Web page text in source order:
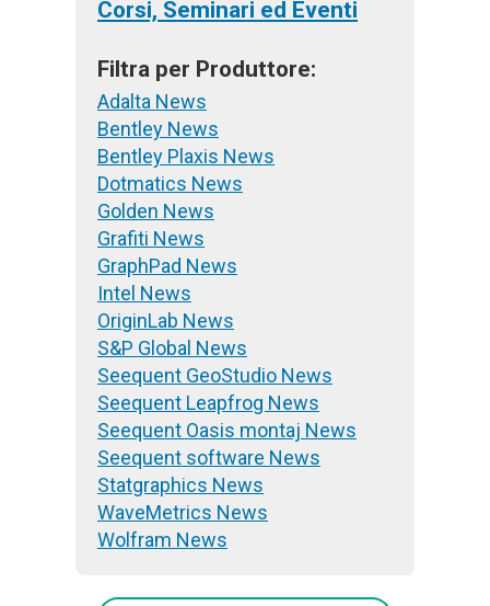
Corsi, Seminari ed Eventi
Filtra per Produttore:
Adalta News
Bentley News
Bentley Plaxis News
Dotmatics News
Golden News
Grafiti News
GraphPad News
Intel News
OriginLab News
S&P Global News
Seequent GeoStudio News
Seequent Leapfrog News
Seequent Oasis montaj News
Seequent software News
Statgraphics News
WaveMetrics News
Wolfram News